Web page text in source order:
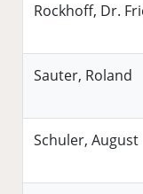
Rockhoff, Dr.
Sauter, Roland
Schuler, August